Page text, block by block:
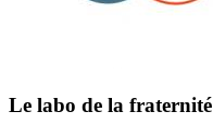
Le labo de la fraternité